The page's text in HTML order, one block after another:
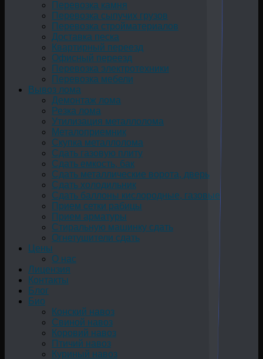
Перевозка камня
Перевозка сыпучих грузов
Перевозка стройматериалов
Доставка песка
Квартирный переезд
Офисный переезд
Перевозка электротехники
Перевозка мебели
Вывоз лома
Демонтаж лома
Резка лома
Утилизация металлолома
Металоприемник
Скупка металлолома
Сдать газовую плиту
Сдать емкость, бак
Cдать металлические ворота, дверь
Сдать холодильник
Сдать баллоны кислородные, газовые
Прием сетки рабицы
Прием арматуры
Стиральную машинку сдать
Огнетушители сдать
Цены
О нас
Лицензия
Контакты
Блог
Био
Конский навоз
Свиной навоз
Коровий навоз
Птичий навоз
Куриный навоз